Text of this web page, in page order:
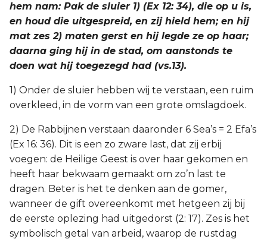
hem nam: Pak de sluier 1) (Ex 12: 34), die op u is,
en houd die uitgespreid, en zij hield hem; en hij
mat zes 2) maten gerst en hij legde ze op haar;
daarna ging hij in de stad, om aanstonds te
doen wat hij toegezegd had (vs.13).
1) Onder de sluier hebben wij te verstaan, een ruim
overkleed, in de vorm van een grote omslagdoek.
2) De Rabbijnen verstaan daaronder 6 Sea’s = 2 Efa’s
(Ex 16: 36). Dit is een zo zware last, dat zij erbij
voegen: de Heilige Geest is over haar gekomen en
heeft haar bekwaam gemaakt om zo’n last te
dragen. Beter is het te denken aan de gomer,
wanneer de gift overeenkomt met hetgeen zij bij
de eerste oplezing had uitgedorst (2: 17). Zes is het
symbolisch getal van arbeid, waarop de rustdag